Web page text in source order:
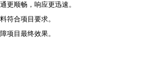
更顺畅，响应更迅速。
符合项目要求。
项目最终效果。